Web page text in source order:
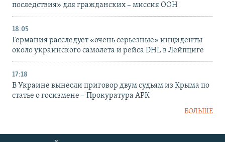
последствия» для гражданских – миссия ООН
18:05
Германия расследует «очень серьезные» инциденты
около украинского самолета и рейса DHL в Лейпциге
17:18
В Украине вынесли приговор двум судьям из Крыма по
статье о госизмене – Прокуратура АРК
БОЛЬШЕ